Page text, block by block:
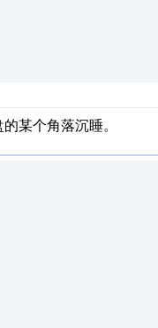
某个角落沉睡。